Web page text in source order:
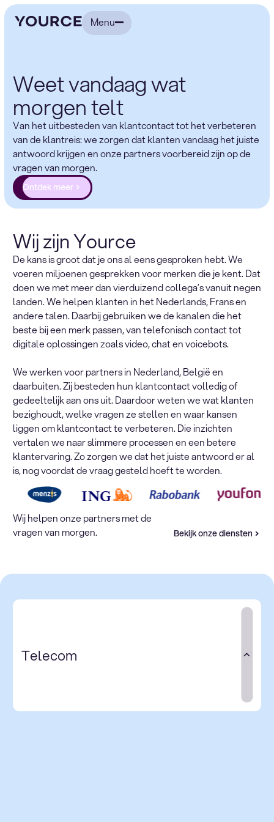
Menu
Weet vandaag wat
morgen telt
Van het uitbesteden van klantcontact tot het verbeteren
van de klantreis: we zorgen dat klanten vandaag het juiste
antwoord krijgen en onze partners voorbereid zijn op de
vragen van morgen.
Ontdek meer
Wij zijn Yource
De kans is groot dat je ons al eens gesproken hebt. We
voeren miljoenen gesprekken voor merken die je kent. Dat
doen we met meer dan vierduizend collega’s vanuit negen
landen. We helpen klanten in het Nederlands, Frans en
andere talen. Daarbij gebruiken we de kanalen die het
beste bij een merk passen, van telefonisch contact tot
digitale oplossingen zoals video, chat en voicebots.
We werken voor partners in Nederland, België en
daarbuiten. Zij besteden hun klantcontact volledig of
gedeeltelijk aan ons uit. Daardoor weten we wat klanten
bezighoudt, welke vragen ze stellen en waar kansen
liggen om klantcontact te verbeteren. Die inzichten
vertalen we naar slimmere processen en een betere
klantervaring. Zo zorgen we dat het juiste antwoord er al
is, nog voordat de vraag gesteld hoeft te worden.
Wij helpen onze partners met de
vragen van morgen.
Bekijk onze diensten
Telecom